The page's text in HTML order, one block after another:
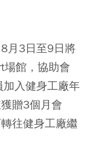
月3日至9日將
場館，協助會
加入健身工廠年
贈3個月會
往健身工廠繼